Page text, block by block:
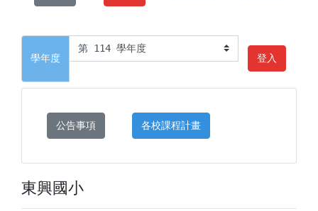
學年度 登入
公告事項 各校課程計畫
東興國小